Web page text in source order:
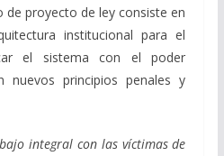
proyecto de ley consiste en
institucional para el
el sistema con el poder
nuevos principios penales y
integral con las víctimas de